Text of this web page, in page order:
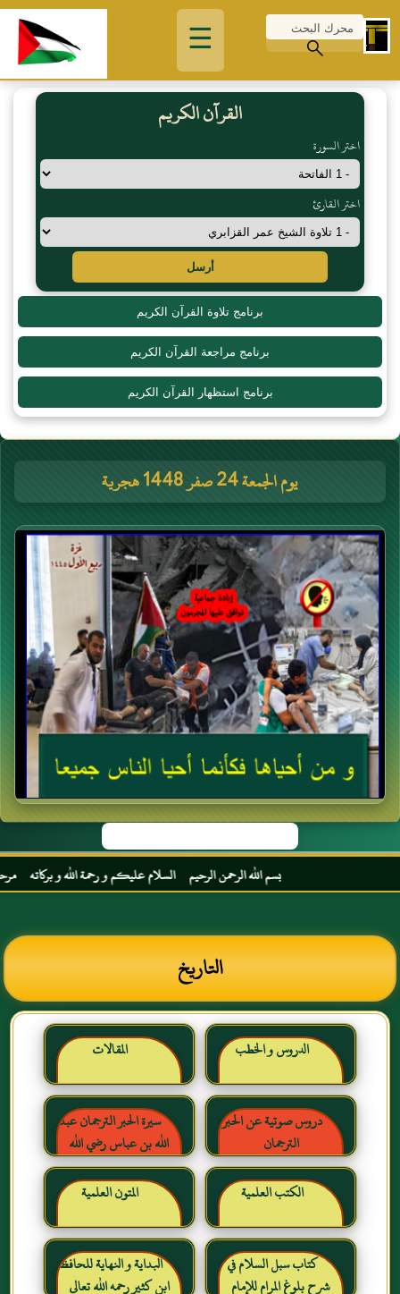
☰
القرآن الكريم
اختر السورة
اختر القارئ
أرسل
برنامج تلاوة القرآن الكريم
برنامج مراجعة القرآن الكريم
برنامج استظهار القرآن الكريم
يوم الجمعة 24 صفر 1448 هجرية
بسم الله الرحمن الرحيم السلام عليكم و رحمة الله و بركاته
التاريخ
الدروس و الخطب المقالات
دروس صوتية عن الحبر
الترجمان
سيرة الحبر الترجمان عبد
الله بن عباس رضي الله
عنهما
الكتب العلمية
المتون العلمية
كتاب سبل السلام في
شرح بلوغ المرام للإمام
البداية و النهاية للحافظ
ابن كثير رحمه الله تعالى